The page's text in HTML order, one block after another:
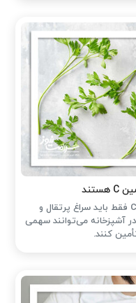
شاید تصور کنید برای دریافت ویتامین C فقط باید سراغ پرتقال و
آشپزخانه می‌توانند سهمی
کنند.